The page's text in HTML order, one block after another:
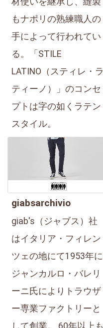
もナポリの熟練職人の
手によって行われてい
る。「STILE
LATINO（スティレ・ラ
ティーノ）」のコンセ
プトは字の如くラテン
スタイル。
giabsarchivio
giab's（ジャブス）社
はイタリア・フィレン
ツェの地にて1953年に
ジャンカルロ・バレリ
ーニ氏によりトラウザ
ー専業ファクトリーと